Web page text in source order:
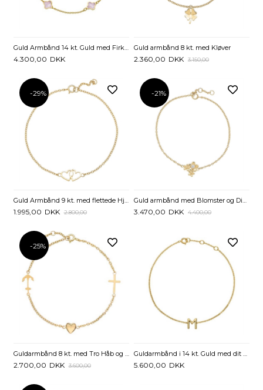
Guld Armbånd 14 kt. Guld med Firkløver - 16 og 18 cm
4.300,00 DKK
Guld armbånd 8 kt. med Kløver
2.360,00 DKK 3.150,00
-29%
Guld Armbånd 9 kt. med flettede Hjerter
1.995,00 DKK 2.800,00
-21%
Guld armbånd med Blomster og Diamant
3.470,00 DKK 4.400,00
-25%
2.700,00 DKK 3.600,00 5.600,00 DKK